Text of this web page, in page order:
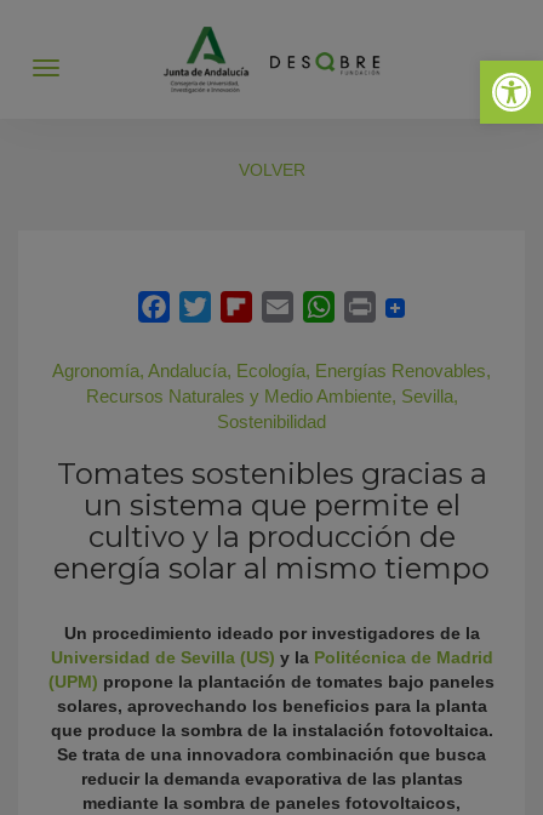
Abrir
Abrir
VOLVER
Agronomía, Andalucía, Ecología, Energías Renovables,
Recursos Naturales y Medio Ambiente, Sevilla,
Sostenibilidad
Tomates sostenibles gracias a
un sistema que permite el
cultivo y la producción de
energía solar al mismo tiempo
Un procedimiento ideado por investigadores de la
Universidad de Sevilla (US) y la Politécnica de Madrid
(UPM) propone la plantación de tomates bajo paneles
solares, aprovechando los beneficios para la planta
que produce la sombra de la instalación fotovoltaica.
Se trata de una innovadora combinación que busca
reducir la demanda evaporativa de las plantas
mediante la sombra de paneles fotovoltaicos,